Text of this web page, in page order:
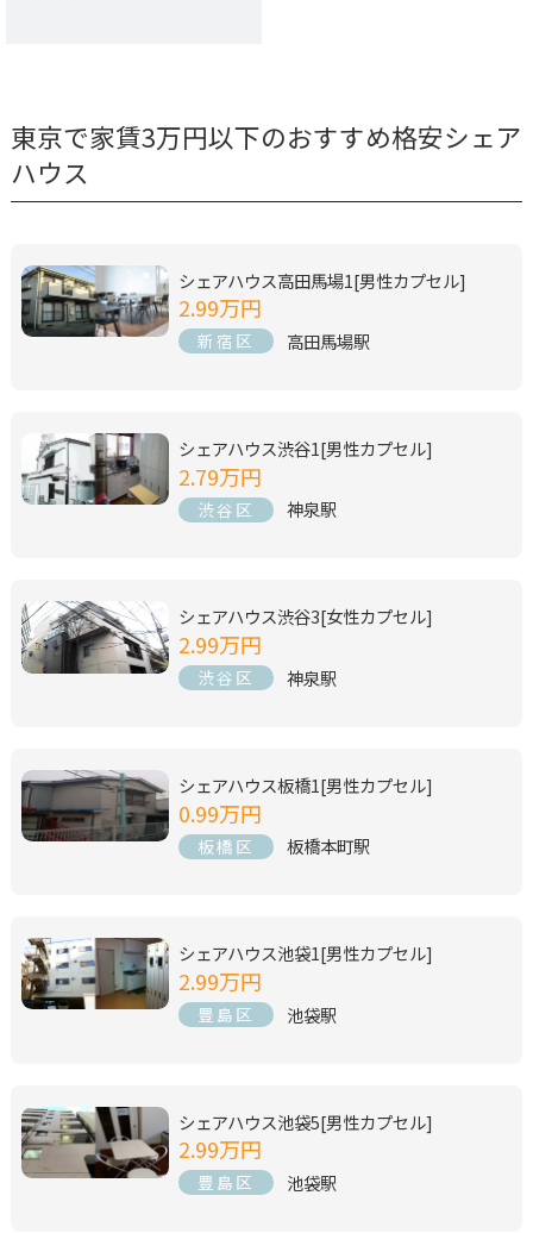
東京で家賃3万円以下のおすすめ格安シェア
ハウス
シェアハウス高田馬場1[男性カプセル]
2.99万円
新宿区 高田馬場駅
シェアハウス渋谷1[男性カプセル]
2.79万円
渋谷区 神泉駅
シェアハウス渋谷3[女性カプセル]
2.99万円
渋谷区 神泉駅
シェアハウス板橋1[男性カプセル]
0.99万円
板橋区 板橋本町駅
シェアハウス池袋1[男性カプセル]
2.99万円
豊島区 池袋駅
シェアハウス池袋5[男性カプセル]
2.99万円
豊島区 池袋駅